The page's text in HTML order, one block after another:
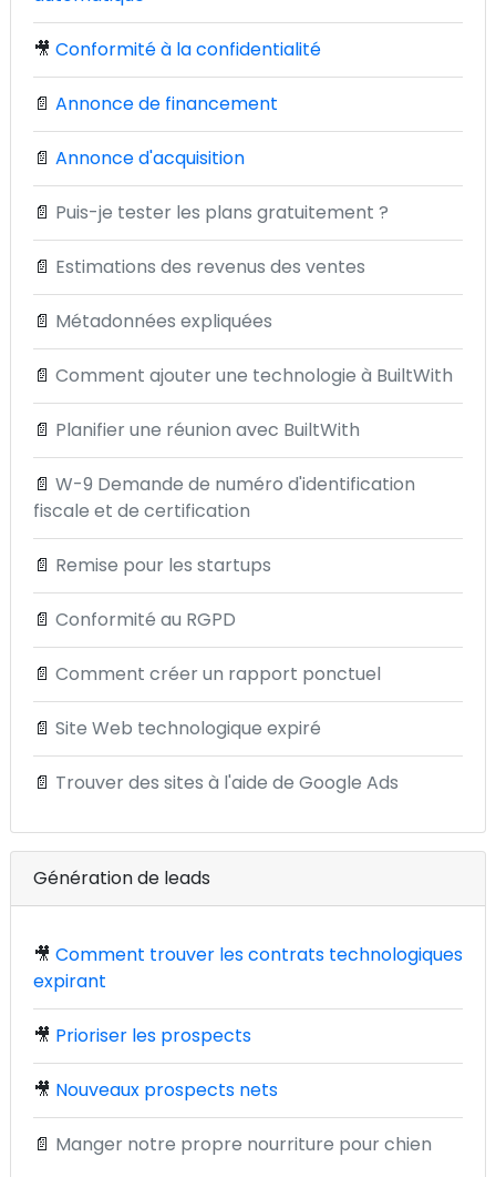
🎥 Conformité à la confidentialité
📄 Annonce de financement
📄 Annonce d'acquisition
📄 Puis-je tester les plans gratuitement ?
📄 Estimations des revenus des ventes
📄 Métadonnées expliquées
📄 Comment ajouter une technologie à BuiltWith
📄 Planifier une réunion avec BuiltWith
📄 W-9 Demande de numéro d'identification
fiscale et de certification
📄 Remise pour les startups
📄 Conformité au RGPD
📄 Comment créer un rapport ponctuel
📄 Site Web technologique expiré
📄 Trouver des sites à l'aide de Google Ads
Génération de leads
🎥 Comment trouver les contrats technologiques
expirant
🎥 Prioriser les prospects
🎥 Nouveaux prospects nets
📄 Manger notre propre nourriture pour chien